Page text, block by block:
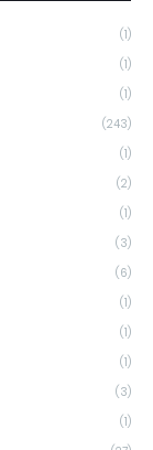
(1)
(1)
(1)
(243)
(1)
(2)
(1)
(3)
(6)
(1)
(1)
(1)
(3)
(1)